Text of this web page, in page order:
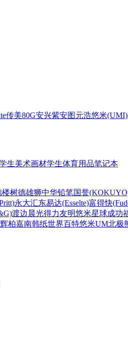
传美80G安兴紫安图元浩悠米(UMI)
生美术画材学生体育用品笔记本
楼树德雄狮中华铅笔国誉
永大汇东易达(Esselte)富得快
渡边 晨光得力友明悠米星球成功
辉柏嘉南韩纸世界百特悠米UM北极